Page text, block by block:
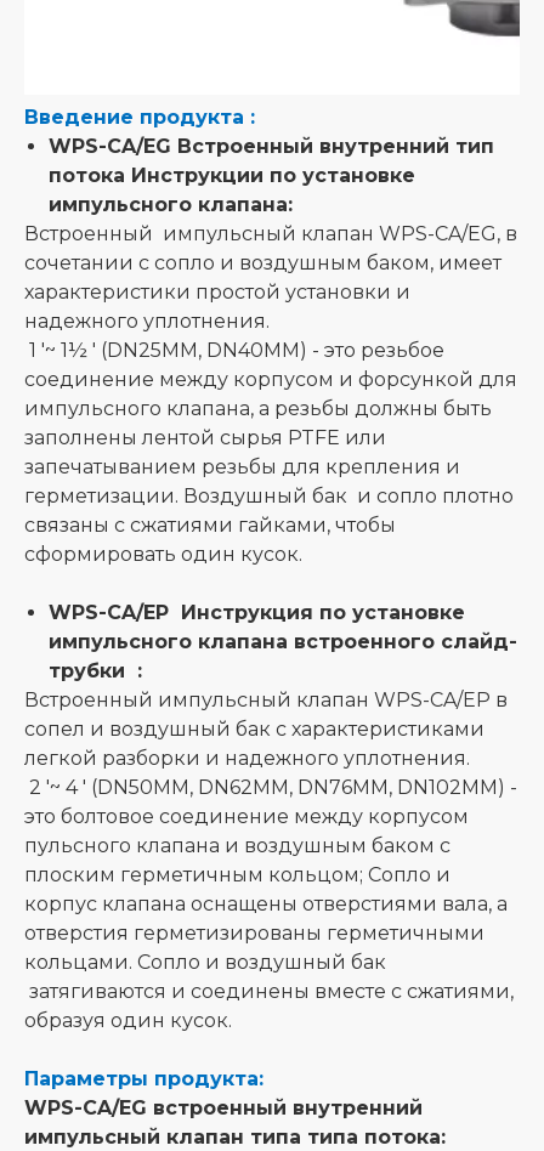
Введение продукта :
WPS-CA/EG Встроенный внутренний тип
потока Инструкции по установке
импульсного клапана:
Встроенный импульсный клапан WPS-CA/EG, в
сочетании с сопло и воздушным баком, имеет
характеристики простой установки и
надежного уплотнения.
1 '~ 1½ ' (DN25MM, DN40MM) - это резьбое
соединение между корпусом и форсункой для
импульсного клапана, а резьбы должны быть
заполнены лентой сырья PTFE или
запечатыванием резьбы для крепления и
герметизации. Воздушный бак и сопло плотно
связаны с сжатиями гайками, чтобы
сформировать один кусок.
WPS-CA/EP Инструкция по установке
импульсного клапана встроенного слайд-
трубки :
Встроенный импульсный клапан WPS-CA/EP в
сопел и воздушный бак с характеристиками
легкой разборки и надежного уплотнения.
2 '~ 4 ' (DN50MM, DN62MM, DN76MM, DN102MM) -
это болтовое соединение между корпусом
пульсного клапана и воздушным баком с
плоским герметичным кольцом; Сопло и
корпус клапана оснащены отверстиями вала, а
отверстия герметизированы герметичными
кольцами. Сопло и воздушный бак
затягиваются и соединены вместе с сжатиями,
образуя один кусок.
Параметры продукта:
WPS-CA/EG встроенный внутренний
импульсный клапан типа типа потока: